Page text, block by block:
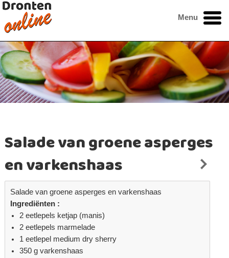
Menu
Salade van groene asperges
en varkenshaas
Salade van groene asperges en varkenshaas
Ingrediënten :
2 eetlepels ketjap (manis)
2 eetlepels marmelade
1 eetlepel medium dry sherry
350 g varkenshaas